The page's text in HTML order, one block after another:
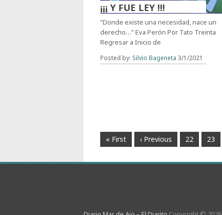
¡¡¡ Y FUE LEY !!!
“Donde existe una necesidad, nace un
derecho…” Eva Perón Por Tato Treinta
Regresar a Inicio de
Posted by: Silvio Bageneta 3/1/2021
« First ‹ Previous 22 23